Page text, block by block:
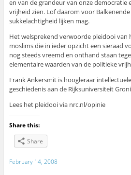
en van de grandeur van onze democratie
vrijheid zien. Lof daarom voor
sukkelachtigheid lijken mag.
Het welsprekend verwoorde pleidooi van
moslims die in ieder opzicht een sieraad
nog steeds vreemd en onthand staan
elementaire waarden van de politieke
Frank Ankersmit is hoogleraar
geschiedenis aan de Rijksuniversiteit
Lees het pleidooi via nrc.nl/opinie
Share this:
Share
February 14, 2008